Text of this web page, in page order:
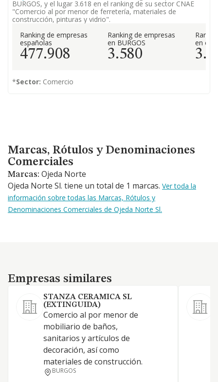
BURGOS, y el lugar 3.618 en el ranking de su sector CNAE
"Comercio al por menor de ferretería, materiales de
construcción, pinturas y vidrio".
Ranking de empresas
españolas
477.908
Ranking de empresas
en BURGOS
3.580
en el
*Sector: Comercio
Marcas, Rótulos y Denominaciones Comerciales
Marcas, Rótulos y Denominaciones
Comerciales
Marcas: Ojeda Norte
Ojeda Norte Sl. tiene un total de 1 marcas. Ver toda la
información sobre todas las Marcas, Rótulos y
Denominaciones Comerciales de Ojeda Norte Sl.
Empresas similares
Empresas similares
STANZA CERAMICA SL
(EXTINGUIDA)
Comercio al por menor de
mobiliario de baños,
sanitarios y artículos de
decoración, así como
materiales de construcción.
BURGOS